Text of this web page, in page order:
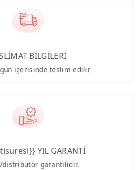
BİLGİLERİ
içerisinde teslim edilir
YIL GARANTİ
distribütör garantilidir.